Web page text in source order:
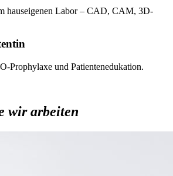
hauseigenen Labor – CAD, CAM, 3D-
Prophylaxe und Patientenedukation.
wir arbeiten